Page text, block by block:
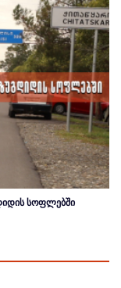
სოფლებში